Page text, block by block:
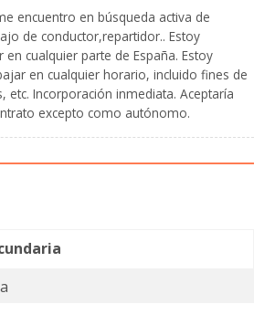
encuentro en búsqueda activa de
de conductor,repartidor.. Estoy
cualquier parte de España. Estoy
en cualquier horario, incluido fines de
etc. Incorporación inmediata. Aceptaría
excepto como autónomo.